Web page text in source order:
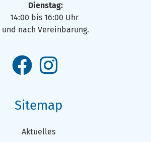
Dienstag:
14:00 bis 16:00 Uhr
und nach Vereinbarung.
Sitemap
Aktuelles